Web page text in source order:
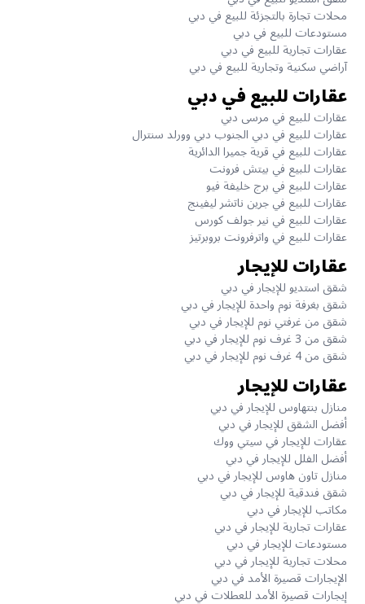
محلات تجارة بالتجزئة للبيع في دبي
مستودعات للبيع في دبي
عقارات تجارية للبيع في دبي
آراضي سكنية وتجارية للبيع في دبي
عقارات للبيع في دبي
عقارات للبيع في مرسى دبي
عقارات للبيع في دبي الجنوب دبي وورلد سنترال
عقارات للبيع في قرية جميرا الدائرية
عقارات للبيع في بيتش فرونت
عقارات للبيع في برج خليفة فيو
عقارات للبيع في جرين ناتشر ليفينج
عقارات للبيع في نير جولف كورس
عقارات للبيع في واترفرونت بروبرتيز
عقارات للإيجار
شقق استديو للإيجار في دبي
شقق بغرفة نوم واحدة للإيجار في دبي
شقق من غرفتي نوم للإيجار في دبي
شقق من 3 غرف نوم للإيجار في دبي
شقق من 4 غرف نوم للإيجار في دبي
عقارات للإيجار
منازل بنتهاوس للإيجار في دبي
أفضل الشقق للإيجار في دبي
عقارات للإيجار في سيتي ووك
أفضل الفلل للإيجار في دبي
منازل تاون هاوس للإيجار في دبي
شقق فندقية للإيجار في دبي
مكاتب للإيجار في دبي
عقارات تجارية للإيجار في دبي
مستودعات للإيجار في دبي
محلات تجارية للإيجار في دبي
الإيجارات قصيرة الأمد في دبي
إيجارات قصيرة الأمد للعطلات في دبي